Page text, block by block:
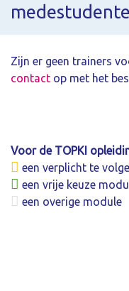
Zijn er geen trainers
contact op met het
Voor de TOPKI
een verplicht te
een vrije keuze
een overige module